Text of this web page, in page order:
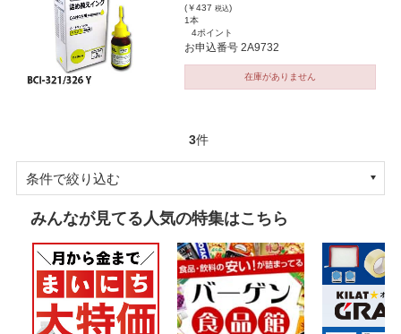
(￥437 税込)
1本
4ポイント
お申込番号 2A9732
在庫がありません
3件
条件で絞り込む
みんなが見てる人気の特集はこちら